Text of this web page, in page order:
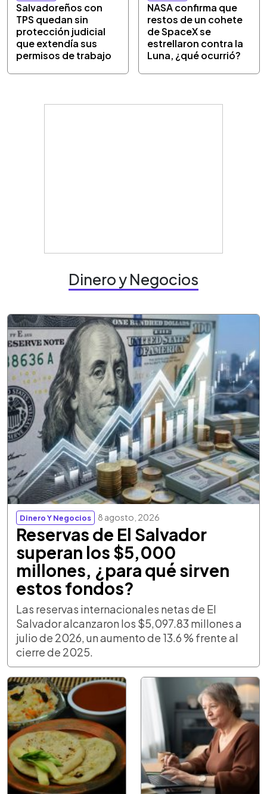
Salvadoreños con
TPS quedan sin
protección judicial
que extendía sus
permisos de trabajo
NASA confirma que
restos de un cohete
de SpaceX se
estrellaron contra la
Luna, ¿qué ocurrió?
Dinero y Negocios
Dinero Y Negocios 8 agosto, 2026
Reservas de El Salvador
superan los $5,000
millones, ¿para qué sirven
estos fondos?
Las reservas internacionales netas de El
Salvador alcanzaron los $5,097.83 millones a
julio de 2026, un aumento de 13.6 % frente al
cierre de 2025.